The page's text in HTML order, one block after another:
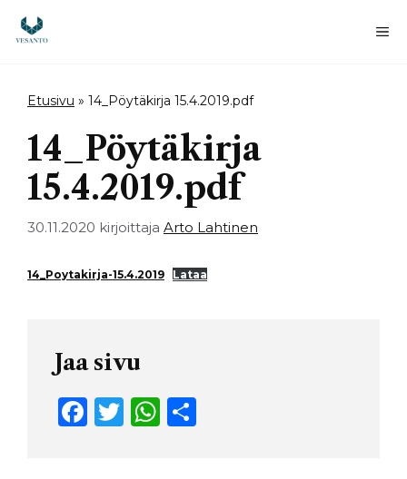
sisältöön
Etusivu » 14_Pöytäkirja 15.4.2019.pdf
14_Pöytäkirja
15.4.2019.pdf
30.11.2020 kirjoittaja Arto Lahtinen
14_Poytakirja-15.4.2019 Lataa
Jaa sivu
F
T
W